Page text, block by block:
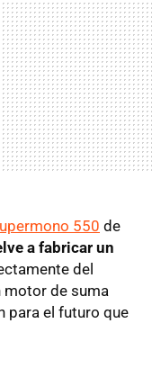
550 de
a fabricar un
del
motor de suma
para el futuro que